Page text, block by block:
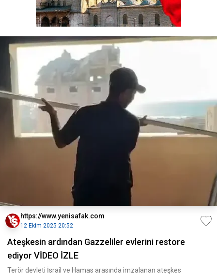
https://www.yenisafak.com
12 Ekim 2025 20:52
Ateşkesin ardından Gazzeliler evlerini restore
ediyor VİDEO İZLE
Terör devleti İsrail ve Hamas arasında imzalanan ateşkes